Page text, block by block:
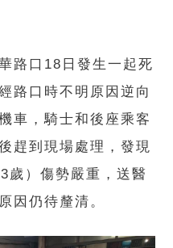
路口18日發生一起死
路口時不明原因逆向
車，騎士和後座乘客
趕到現場處理，發現
歲）傷勢嚴重，送醫
因仍待釐清。